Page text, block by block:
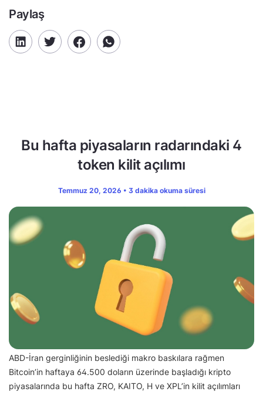
Paylaş
Bu hafta piyasaların radarındaki 4
token kilit açılımı
Temmuz 20, 2026 • 3 dakika okuma süresi
ABD-İran gerginliğinin beslediği makro baskılara rağmen
Bitcoin’in haftaya 64.500 doların üzerinde başladığı kripto
piyasalarında bu hafta ZRO, KAITO, H ve XPL’in kilit açılımları